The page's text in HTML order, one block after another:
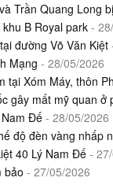
Trần Quang Long
B Royal park -
đường Võ Văn Kiệt
Mạng - 28/05/2026
tại Xóm Máy, thôn
gây mất mỹ quan
Đế - 28/05/2026
độ đèn vàng nhấp
40 Lý Nam Đế -
bảo - 27/05/2026